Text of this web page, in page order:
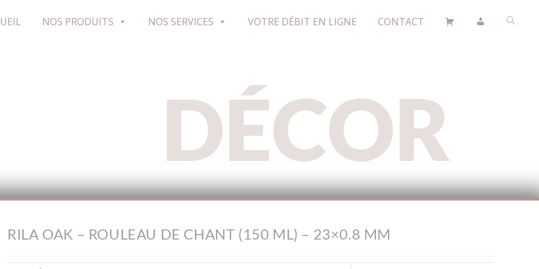
NOS PRODUITS NOS SERVICES VOTRE DÉBIT EN LIGNE CONTACT
DÉCOR
RILA OAK – ROULEAU DE CHANT (150 ML) – 23×0.8 MM